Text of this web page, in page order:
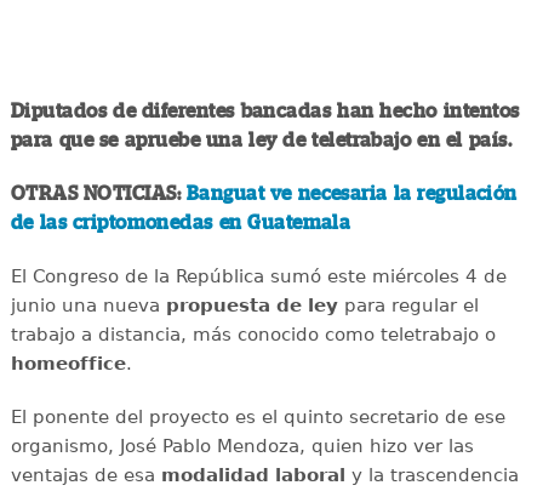
Diputados de diferentes bancadas han hecho intentos
para que se apruebe una ley de teletrabajo en el país.
OTRAS NOTICIAS: Banguat ve necesaria la regulación
de las criptomonedas en Guatemala
El Congreso de la República sumó este miércoles 4 de
junio una nueva propuesta de leypara regular el
trabajo a distancia, más conocido como teletrabajo o
homeoffice.
El ponente del proyecto es el quinto secretario de ese
organismo, José Pablo Mendoza, quien hizo ver las
ventajas de esa modalidad laboral y la trascendencia